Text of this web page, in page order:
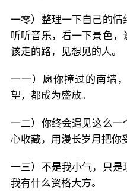
一零）整理一下自己的情
听听音乐，看一下景色
该走的路，见想见的人。
一一）愿你撞过的南墙
望，都成为盛放。
一二）你终会遇见这么
心收藏，用漫长岁月把你
一三）不是我小气，只是
我有什么资格大方。